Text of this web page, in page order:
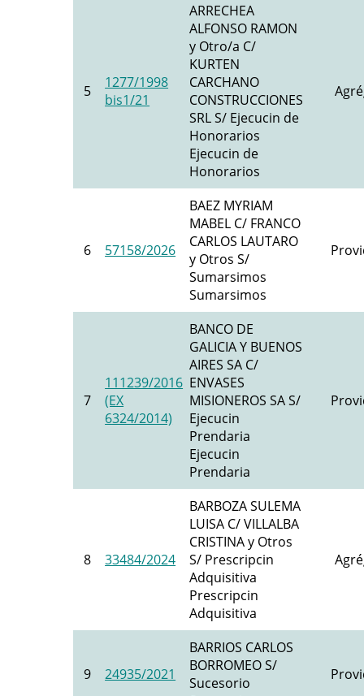
5
1277/1998
bis1/21
ARRECHEA
ALFONSO RAMON
y Otro/a C/
KURTEN
CARCHANO
CONSTRUCCIONES
SRL S/ Ejecucin de
Honorarios
Ejecucin de
Honorarios
6 57158/2026
BAEZ MYRIAM
MABEL C/ FRANCO
CARLOS LAUTARO
y Otros S/
Sumarsimos
Sumarsimos
7
111239/2016
(EX
6324/2014)
BANCO DE
GALICIA Y BUENOS
AIRES SA C/
ENVASES
MISIONEROS SA S/
Ejecucin
Prendaria
Ejecucin
Prendaria
8 33484/2024
BARBOZA SULEMA
LUISA C/ VILLALBA
CRISTINA y Otros
S/ Prescripcin
Adquisitiva
Prescripcin
Adquisitiva
9 24935/2021
BARRIOS CARLOS
BORROMEO S/
Sucesorio